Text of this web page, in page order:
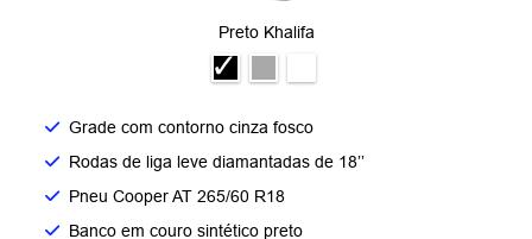
Preto Khalifa
Grade com contorno cinza fosco​
Rodas de liga leve diamantadas de 18’’​
Pneu Cooper AT 265/60 R18​
Banco em couro sintético preto​